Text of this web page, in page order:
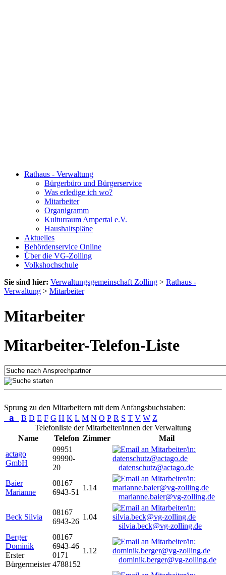
Rathaus - Verwaltung
Bürgerbüro und Bürgerservice
Was erledige ich wo?
Mitarbeiter
Organigramm
Kulturraum Ampertal e.V.
Haushaltspläne
Aktuelles
Behördenservice Online
Über die VG-Zolling
Volkshochschule
Sie sind hier: Verwaltungsgemeinschaft Zolling > Rathaus -
Verwaltung > Mitarbeiter
Mitarbeiter
Mitarbeiter-Telefon-Liste
Sprung zu den Mitarbeitern mit dem Anfangsbuchstaben:
a B D E F G H K L M N O P R S T V W Z
Telefonliste der Mitarbeiter/innen der Verwaltung
Name
Telefon Zimmer
Mail
actago
GmbH
09951
99990-
20
datenschutz@actago.de
Baier
Marianne
08167
6943-51
1.14
marianne.baier@vg-zolling.de
Beck Silvia
08167
6943-26
1.04
silvia.beck@vg-zolling.de
Berger
Dominik
Erster
Bürgermeister
08167
6943-46
0171
4788152
1.12
dominik.berger@vg-zolling.de